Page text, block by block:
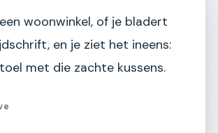
woonwinkel, of je bladert
en je ziet het ineens:
met die zachte kussens.